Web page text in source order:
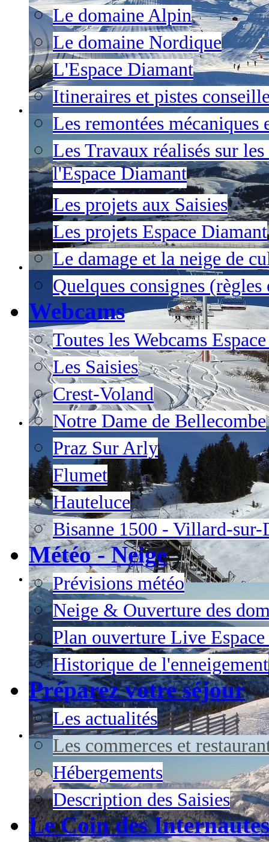
Le domaine Alpin
Le domaine Nordique
L'Espace Diamant
Itineraires et pistes
Les remontées mécaniques
Les Travaux réalisés sur
l'Espace Diamant
Les projets aux Saisies
Les projets Espace Diamant
Le damage et la neige de
Quelques consignes (règles
Webcams
Toutes les Webcams
Les Saisies
Crest-Voland
Notre Dame de Bellecombe
Praz Sur Arly
Flumet
Hauteluce
Bisanne 1500 - Villard-sur-
Météo - Neige
Prévisions météo
Neige & Ouverture des
Plan ouverture Live
Historique de l'enneigement
Préparez votre séjour
Les actualités
Les commerces et
Hébergements
Description des Saisies
Le Coin des Internautes